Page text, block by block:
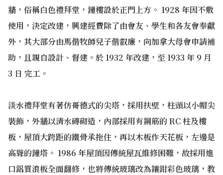
牆，俗稱白色禮拜堂，鐘樓設於正門上方。 1928 年因不敷
使用，決定改建，興建經費除了由會友、學生和各友會奉獻
外，其大部分由馬偕牧師兒子偕叡廉，向加拿大母會申請補
助，且親自設計、督建。於 1932 年改建，至 1933 年 9 月
3 日 完工。
淡水禮拜堂有著仿哥德式的尖塔，採用扶壁，柱頭以小帽尖
裝飾，外牆以清水磚砌造，內部採用有鋼筋的 RC 柱及樓
板，屋頂大跨距的鐵骨承拖住，再以木板作天花板，左邊是
高聳的鐘塔。 1986 年屋頂因傳統屋瓦維修困難，故採用進
口鋁質浪板全面翻修，也將傳統玻璃改為鑲鉗彩色玻璃，教